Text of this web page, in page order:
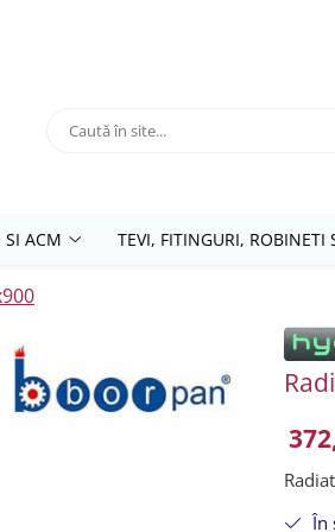
SI ACM TEVI, FITINGURI, ROBINETI
În